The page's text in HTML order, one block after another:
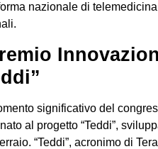
nazionale di
significativo del
al progetto “Teddi”,
“Teddi”, acronimo di